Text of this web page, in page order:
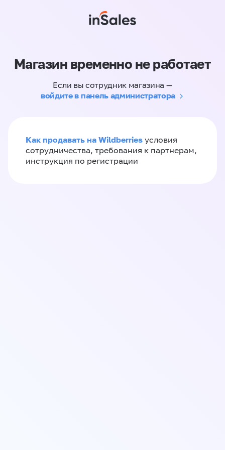
Магазин временно не работает
Если вы сотрудник магазина —
войдите в панель администратора
Как продавать на Wildberries условия
сотрудничества, требования к партнерам,
инструкция по регистрации